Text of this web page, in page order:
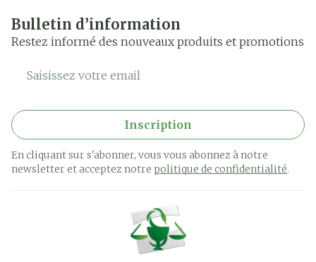
Bulletin d’information
Restez informé des nouveaux produits et promotions
Adresse mail
Inscription
En cliquant sur s'abonner, vous vous abonnez à notre
newsletter et acceptez notre politique de confidentialité.